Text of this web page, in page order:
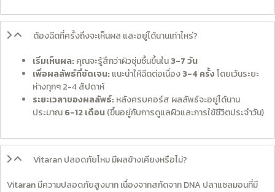
ต้องฉีดกี่ครั้งถึงจะเห็นผล และอยู่ได้นานเท่าไหร่?
เริ่มเห็นผล:คุณจะรู้สึกว่าผิวชุ่มชื้นขึ้นใน3-7 วัน
เพื่อผลลัพธ์ที่ชัดเจน:แนะนำให้ฉีดต่อเนื่อง3-4 ครั้งโดยเว้นระยะ
ห่างทุกๆ 2-4 สัปดาห์
ระยะเวลาของผลลัพธ์:หลังครบคอร์ส ผลลัพธ์จะอยู่ได้นาน
ประมาณ6-12 เดือน(ขึ้นอยู่กับการดูแลผิวและการใช้ชีวิตประจำวัน)
Vitaran ปลอดภัยไหม มีผลข้างเคียงหรือไม่?
Vitaran มีความปลอดภัยสูงมาก เนื่องจากสกัดจาก DNA ปลาแซลมอนที่มี